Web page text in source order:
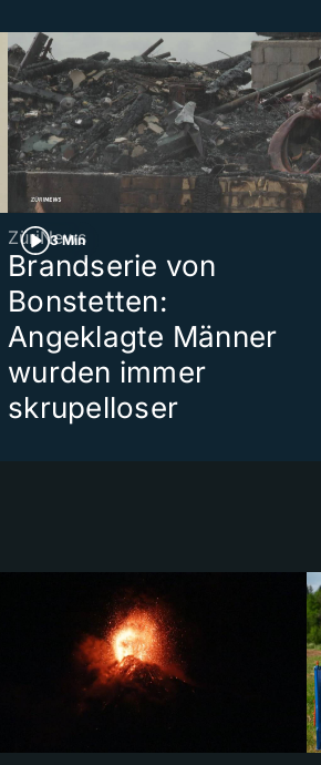
3 Min
ZüriNews
Brandserie von
Bonstetten:
Angeklagte Männer
wurden immer
skrupelloser